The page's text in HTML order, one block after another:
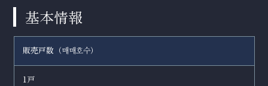
基本情報
販売戸数（매매호수）
1戸